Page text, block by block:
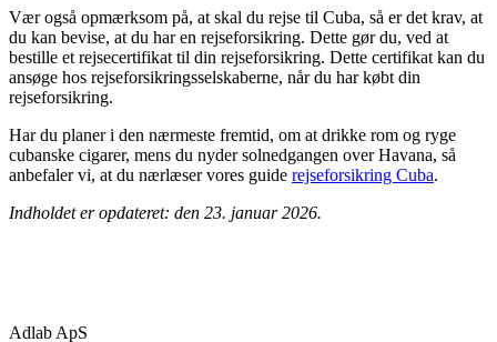
Vær også opmærksom på, at skal du rejse til Cuba, så er det krav, at
du kan bevise, at du har en rejseforsikring. Dette gør du, ved at
bestille et rejsecertifikat til din rejseforsikring. Dette certifikat kan du
ansøge hos rejseforsikringsselskaberne, når du har købt din
rejseforsikring.
Har du planer i den nærmeste fremtid, om at drikke rom og ryge
cubanske cigarer, mens du nyder solnedgangen over Havana, så
anbefaler vi, at du nærlæser vores guide rejseforsikring Cuba.
Indholdet er opdateret: den 23. januar 2026.
Adlab ApS